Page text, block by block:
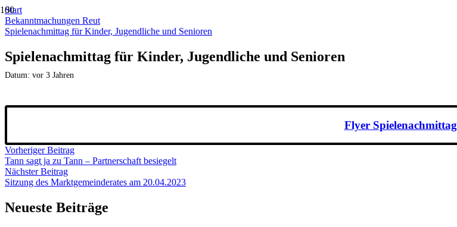
Start
Bekanntmachungen Reut
Spielenachmittag für Kinder, Jugendliche und Senioren
Spielenachmittag für Kinder, Jugendliche und Senioren
Datum: vor 3 Jahren
Flyer Spielenachmittag
Vorheriger Beitrag
Tann sagt ja zu Tann – Partnerschaft besiegelt
Nächster Beitrag
Sitzung des Marktgemeinderates am 20.04.2023
Neueste Beiträge